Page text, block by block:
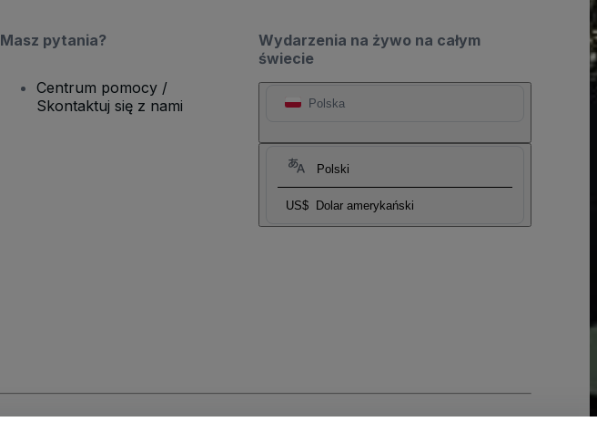
Wydarzenia na żywo na całym
świecie
Polska
Polski
US$ Dolar amerykański
Masz pytania?
Centrum pomocy /
Skontaktuj się z nami